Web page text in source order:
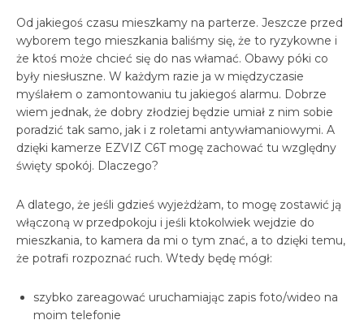
Od jakiegoś czasu mieszkamy na parterze. Jeszcze przed
wyborem tego mieszkania baliśmy się, że to ryzykowne i
że ktoś może chcieć się do nas włamać. Obawy póki co
były niesłuszne. W każdym razie ja w międzyczasie
myślałem o zamontowaniu tu jakiegoś alarmu. Dobrze
wiem jednak, że dobry złodziej będzie umiał z nim sobie
poradzić tak samo, jak i z roletami antywłamaniowymi. A
dzięki kamerze EZVIZ C6T mogę zachować tu względny
święty spokój. Dlaczego?
A dlatego, że jeśli gdzieś wyjeżdżam, to mogę zostawić ją
włączoną w przedpokoju i jeśli ktokolwiek wejdzie do
mieszkania, to kamera da mi o tym znać, a to dzięki temu,
że potrafi rozpoznać ruch. Wtedy będę mógł:
szybko zareagować uruchamiając zapis foto/wideo na
moim telefonie